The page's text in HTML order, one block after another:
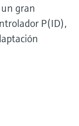
gran
P(ID),